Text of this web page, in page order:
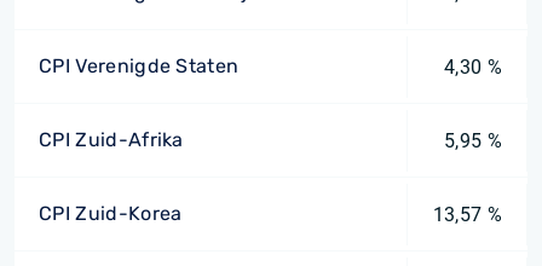
CPI Verenigde Staten 4,30 %
CPI Zuid-Afrika 5,95 %
CPI Zuid-Korea 13,57 %